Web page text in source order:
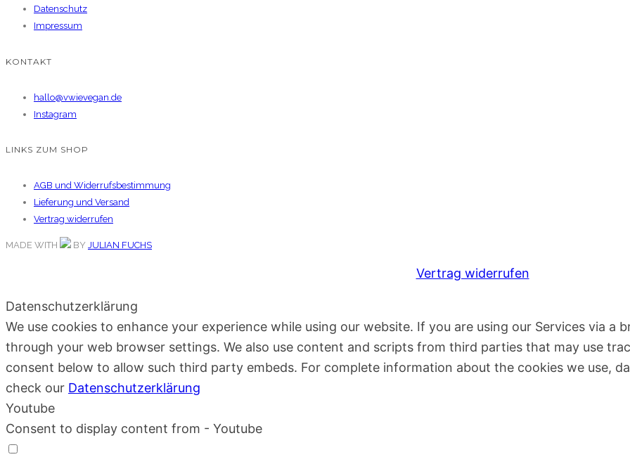
Datenschutz
Impressum
KONTAKT
hallo@vwievegan.de
Instagram
LINKS ZUM SHOP
AGB und Widerrufsbestimmung
Lieferung und Versand
Vertrag widerrufen
MADE WITH BY JULIAN FUCHS
Vertrag widerrufen
Datenschutzerklärung
We use cookies to enhance your experience while using our website. If you are using our Services via
through your web browser settings. We also use content and scripts from third parties that may use
consent below to allow such third party embeds. For complete information about the cookies we use,
check our Datenschutzerklärung
Youtube
Consent to display content from - Youtube